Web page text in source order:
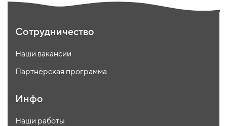
Сотрудничество
Наши вакансии
Партнёрская программа
Инфо
Наши работы